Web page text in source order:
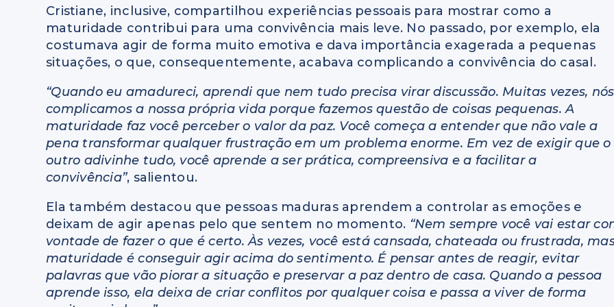
Cristiane, inclusive, compartilhou experiências pessoais para mostrar como a
maturidade contribui para uma convivência mais leve. No passado, por exemplo, ela
costumava agir de forma muito emotiva e dava importância exagerada a pequenas
situações, o que, consequentemente, acabava complicando a convivência do casal.
“Quando eu amadureci, aprendi que nem tudo precisa virar discussão. Muitas vezes, nós
complicamos a nossa própria vida porque fazemos questão de coisas pequenas. A
maturidade faz você perceber o valor da paz. Você começa a entender que não vale a
pena transformar qualquer frustração em um problema enorme. Em vez de exigir que o
outro adivinhe tudo, você aprende a ser prática, compreensiva e a facilitar a
convivência”, salientou.
Ela também destacou que pessoas maduras aprendem a controlar as emoções e
deixam de agir apenas pelo que sentem no momento. “Nem sempre você vai estar
vontade de fazer o que é certo. Às vezes, você está cansada, chateada ou frustrada,
maturidade é conseguir agir acima do sentimento. É pensar antes de reagir, evitar
palavras que vão piorar a situação e preservar a paz dentro de casa. Quando a pessoa
aprende isso, ela deixa de criar conflitos por qualquer coisa e passa a viver de forma